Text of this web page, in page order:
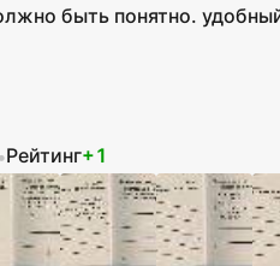
быть понятно.
•Рейтинг+1